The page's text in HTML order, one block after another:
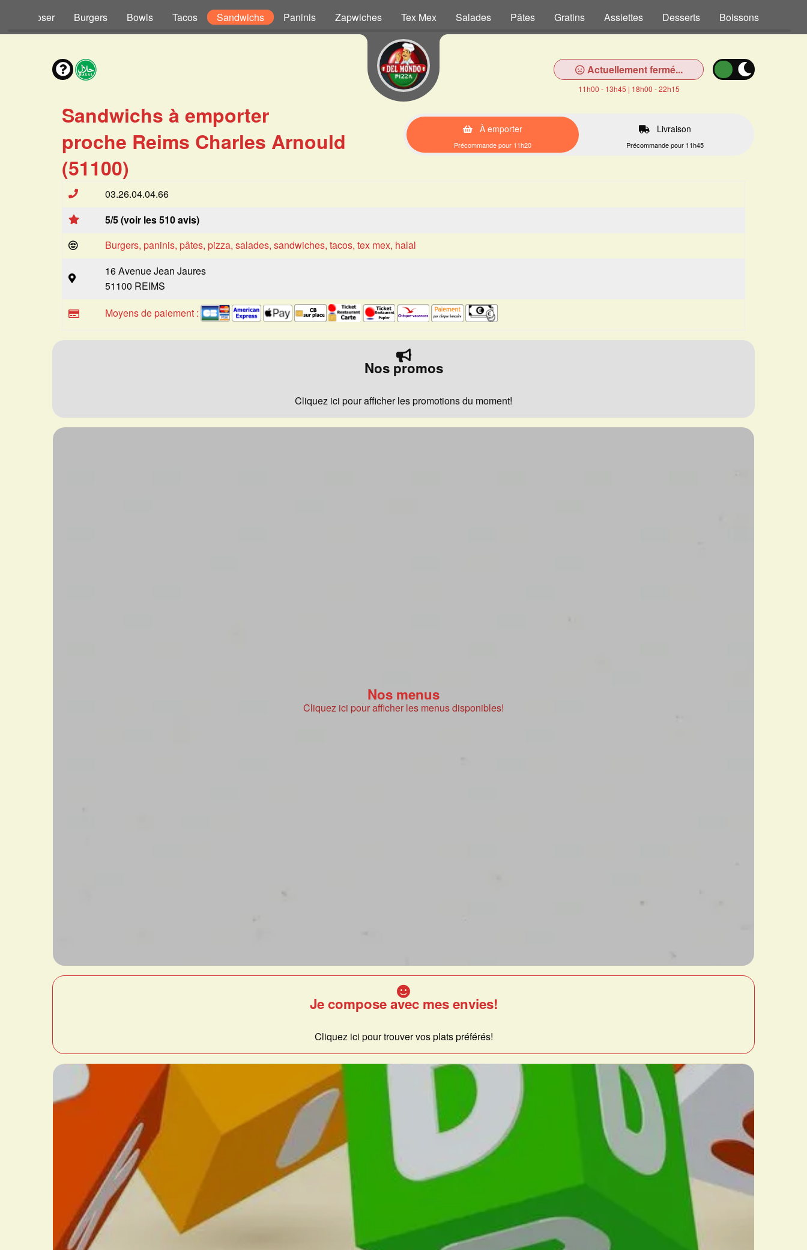
Composer Burgers Bowls Tacos Sandwichs Paninis Zapwiches Tex Mex Salades Pâtes Gratins Assiettes Desserts Boissons
Actuellement fermé...
11h00 - 13h45 | 18h00 - 22h15
Sandwichs à emporter
proche Reims Charles Arnould
(51100)
À emporter
Précommande pour 11h20
Livraison
Précommande pour 11h45
03.26.04.04.66
5/5 (voir les 510 avis)
Burgers, paninis, pâtes, pizza, salades, sandwiches, tacos, tex mex, halal
16 Avenue Jean Jaures
51100 REIMS
Moyens de paiement :
Nos promos
Cliquez ici pour afficher les promotions du moment!
Nos menus
Cliquez ici pour afficher les menus disponibles!
Je compose avec mes envies!
Cliquez ici pour trouver vos plats préférés!